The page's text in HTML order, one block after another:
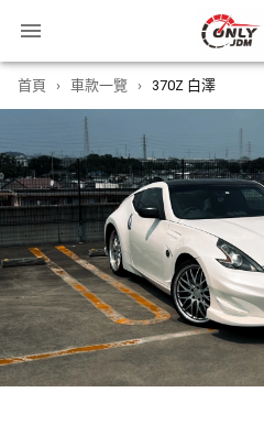
首頁 › 車款一覽 › 370Z 白澤